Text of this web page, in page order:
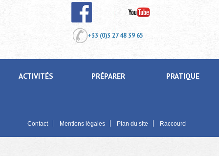
+33 (0)3 27 48 39 65
ACTIVITÉS PRÉPARER PRATIQUE
Contact Mentions légales Plan du site Raccourci